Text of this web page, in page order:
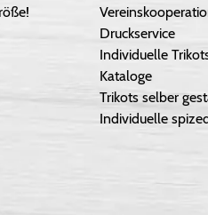
Druckservice
Individuelle
Kataloge
Trikots selber
Individuelle